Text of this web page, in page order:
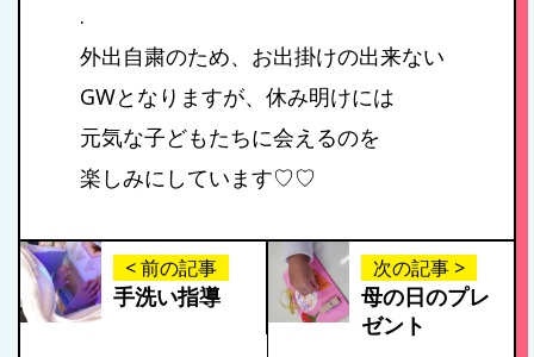
.
外出自粛のため、お出掛けの出来ない
GWとなりますが、休み明けには
元気な子どもたちに会えるのを
楽しみにしています♡♡
< 前の記事
手洗い指導
次の記事 >
母の日のプレ
ゼント